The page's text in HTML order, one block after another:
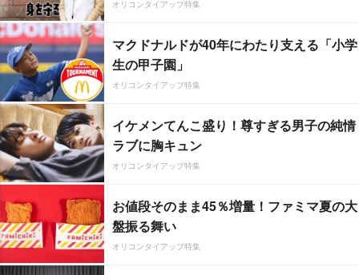
オリコンタイアップ特集
マクドナルドが40年にわたり支える「小学
生の甲子園」
オリコンタイアップ特集
イケメンてんこ盛り！尊すぎる男子の純情
ラブに胸キュン
オリコンタイアップ特集
お値段そのまま45％増量！ファミマ夏の大
盤振る舞い
オリコンタイアップ特集